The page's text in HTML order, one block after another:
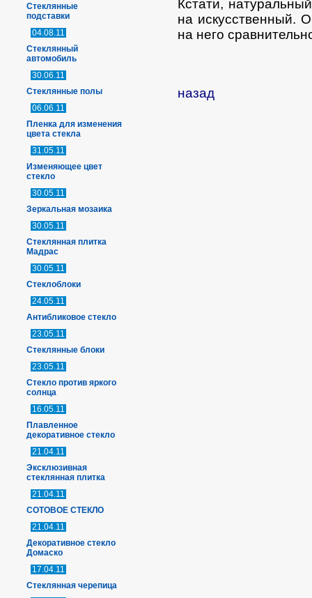
Стеклянные
подставки
04.08.11
Стеклянный
автомобиль
30.06.11
Стеклянные полы
06.06.11
Пленка для изменения
цвета стекла
31.05.11
Изменяющее цвет
стекло
30.05.11
Зеркальная мозаика
30.05.11
Стеклянная плитка
Мадрас
30.05.11
Стеклоблоки
24.05.11
Антибликовое стекло
23.05.11
Стеклянные блоки
23.05.11
Стекло против яркого
солнца
16.05.11
Плавленное
декоративное стекло
21.04.11
Эксклюзивная
стеклянная плитка
21.04.11
СОТОВОЕ СТЕКЛО
21.04.11
Декоративное стекло
Домаско
17.04.11
Стеклянная черепица
Кстати,
на искусственный.
на него
назад